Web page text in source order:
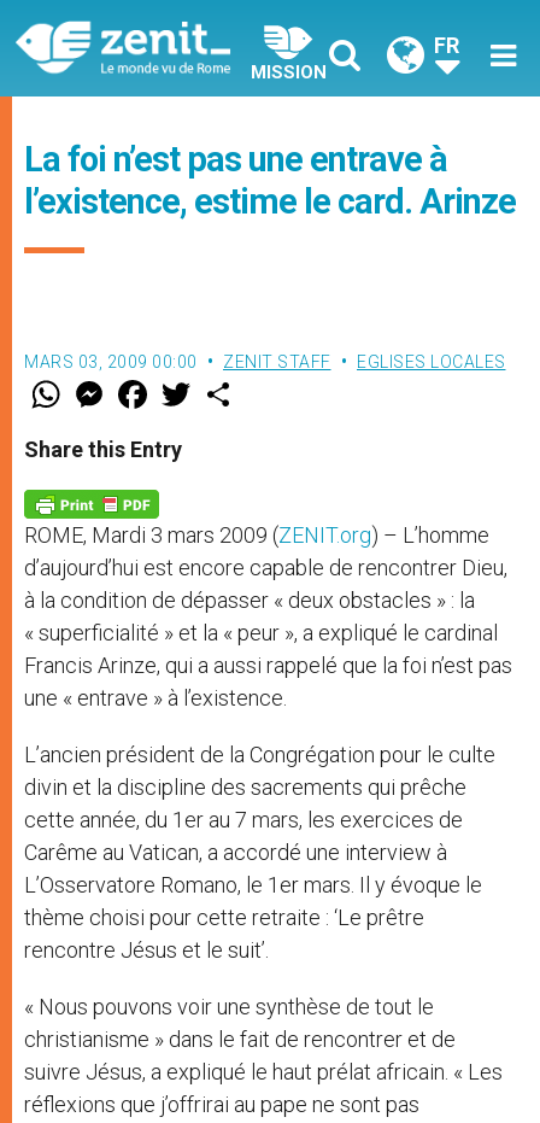
MISSION
FR
La foi n’est pas une entrave à
l’existence, estime le card. Arinze
MARS 03, 2009 00:00 ZENIT STAFF EGLISES LOCALES
W
t
s
p
p
M
e
s
e
g
e
r
F
a
e
b
o
k
w
Share this Entry
ROME, Mardi 3 mars 2009 (ZENIT.org) – L’homme
d’aujourd’hui est encore capable de rencontrer Dieu,
à la condition de dépasser « deux obstacles » : la
« superficialité » et la « peur », a expliqué le cardinal
Francis Arinze, qui a aussi rappelé que la foi n’est pas
une « entrave » à l’existence.
L’ancien président de la Congrégation pour le culte
divin et la discipline des sacrements qui prêche
cette année, du 1er au 7 mars, les exercices de
Carême au Vatican, a accordé une interview à
L’Osservatore Romano, le 1er mars. Il y évoque le
thème choisi pour cette retraite : ‘Le prêtre
rencontre Jésus et le suit’.
« Nous pouvons voir une synthèse de tout le
christianisme » dans le fait de rencontrer et de
suivre Jésus, a expliqué le haut prélat africain. « Les
réflexions que j’offrirai au pape ne sont pas